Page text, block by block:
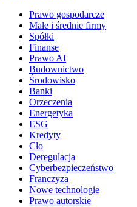
Prawo gospodarcze
Małe i średnie firmy
Spółki
Finanse
Prawo AI
Budownictwo
Środowisko
Banki
Orzeczenia
Energetyka
ESG
Kredyty
Cło
Deregulacja
Cyberbezpieczeństwo
Franczyza
Nowe technologie
Prawo autorskie